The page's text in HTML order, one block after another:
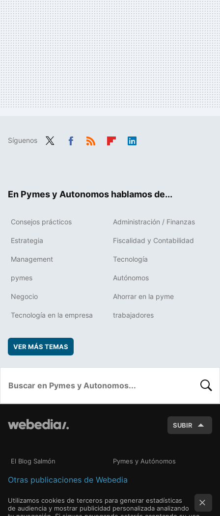
Síguenos
En Pymes y Autonomos hablamos de...
Consejos prácticos Administración / Finanzas
Estrategia Fiscalidad y Contabilidad
Management Tecnología
pymes Autónomos
Negocio Ahorrar en la pyme
Tecnología en la empresa trabajadores
VER MÁS TEMAS
SUBIR
El Blog Salmón Pymes y Autónomos
Otras publicaciones de Webedia
Utilizamos cookies de terceros para generar estadísticas
de audiencia y mostrar publicidad personalizada analizando